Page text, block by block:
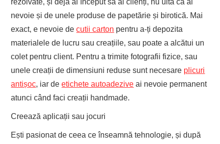
rezolvate, și deja ai început să ai clienți, nu uita că ai
nevoie și de unele produse de papetărie și birotică. Mai
exact, e nevoie decutii carton pentru a-ți depozita
materialele de lucru sau creațiile, sau poate a alcătui un
colet pentru client. Pentru a trimite fotografii fizice, sau
unele creații de dimensiuni reduse sunt necesare plicuri
antișoc, iar deetichete autoadezive ai nevoie permanent
atunci când faci creații handmade.
Creează aplicații sau jocuri
Ești pasionat de ceea ce înseamnă tehnologie, și după